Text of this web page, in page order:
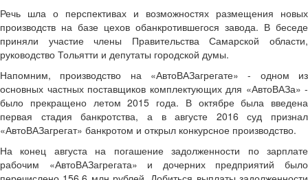
Речь шла о перспективах и возможностях размещения новых
производств на базе цехов обанкротившегося завода. В беседе
приняли участие члены Правительства Самарской области,
руководство Тольятти и депутаты городской думы.
Напомним, производство на «АвтоВАЗагрегате» - одном из
основных частных поставщиков комплектующих для «АвтоВАЗа» -
было прекращено летом 2015 года. В октябре была введена
первая стадия банкротства, а в августе 2016 суд признал
«АвтоВАЗагрегат» банкротом и открыл конкурсное производство.
На конец августа на погашение задолженности по зарплате
рабочим «АвтоВАЗагрегата» и дочерних предприятий было